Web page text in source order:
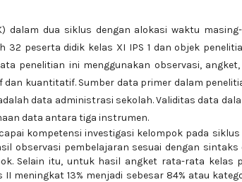
dalam dua siklus dengan alokasi waktu
peserta didik kelas XI IPS 1 dan objek
penelitian ini menggunakan observasi,
kuantitatif. Sumber data primer dalam
data administrasi sekolah. Validitas data
data antara tiga instrumen.
kompetensi investigasi kelompok pada
observasi pembelajaran sesuai dengan sintaks
Selain itu, untuk hasil angket rata-rata kelas
meningkat 13% menjadi sebesar 84% atau